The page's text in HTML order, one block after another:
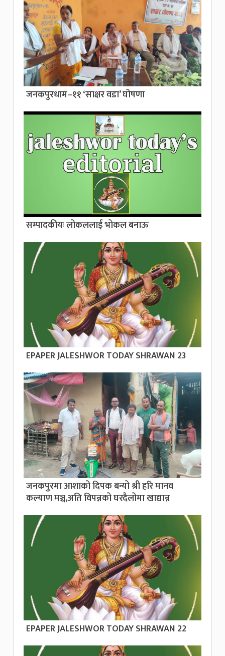
जनकपुरधाम–११ ‘साक्षर वडा’ घोषणा
सम्पादकीयः लोकललाई भोकल बनाऊ
EPAPER JALESHWOR TODAY SHRAWAN 23
जनकपुरमा आशाको दिपक बन्यो श्री हरि मानव
कल्याण मञ्च,अति विपन्नको घरदैलोमा खाद्यान्न
EPAPER JALESHWOR TODAY SHRAWAN 22